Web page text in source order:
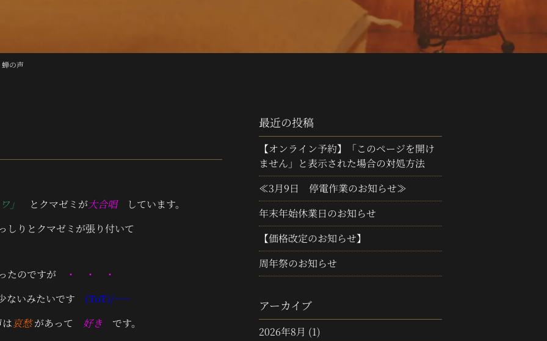
蝉の声
」 とクマゼミが大合唱しています。
でびっしりとクマゼミが張り付いて
たのですが
・ ・ ・
ないみたいです (ToT)/~~~
哀愁 があって 好き です。
最近の投稿
【オンライン予約】「このページを開け
ません」と表示された場合の対処方法
≪3月9日 停電作業のお知らせ≫
年末年始休業日のお知らせ
【価格改定のお知らせ】
周年祭のお知らせ
アーカイブ
2026年8月 (1)